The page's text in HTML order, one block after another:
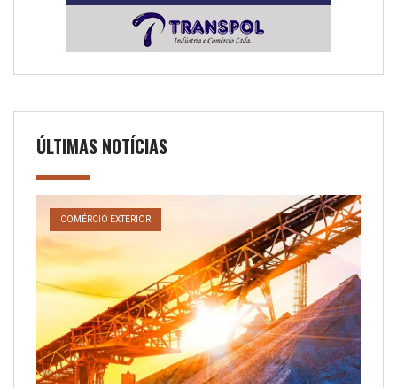
ÚLTIMAS NOTÍCIAS
COMÉRCIO EXTERIOR